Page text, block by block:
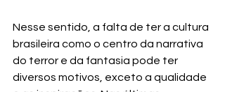
Nesse sentido, a falta de ter a cultura
brasileira como o centro da narrativa
do terror e da fantasia pode ter
diversos motivos, exceto a qualidade